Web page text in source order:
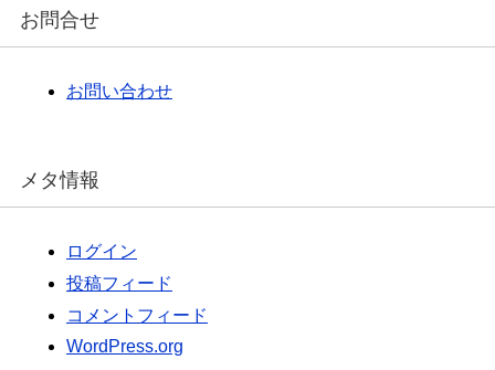
イ
お問合せ
お問い合わせ
メタ情報
ログイン
投稿フィード
コメントフィード
WordPress.org